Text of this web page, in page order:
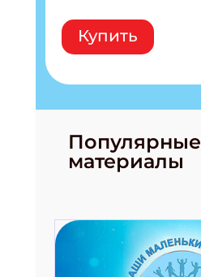
Купить
Популярные
материалы